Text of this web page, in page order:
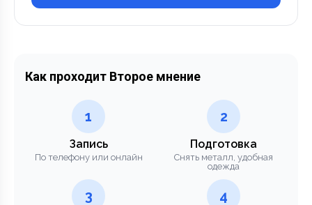
Как проходит Второе мнение
1
Запись
По телефону или онлайн
2
Подготовка
Снять металл, удобная
одежда
3 4